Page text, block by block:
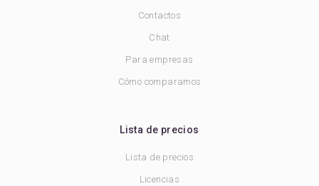
Contactos
Chat
Para empresas
Cómo comparamos
Lista de precios
Lista de precios
Licencias